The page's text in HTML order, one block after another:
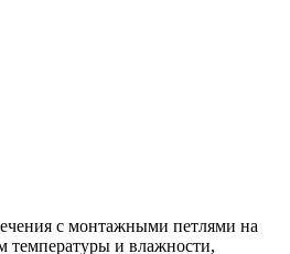
с монтажными петлями на
температуры и влажности,